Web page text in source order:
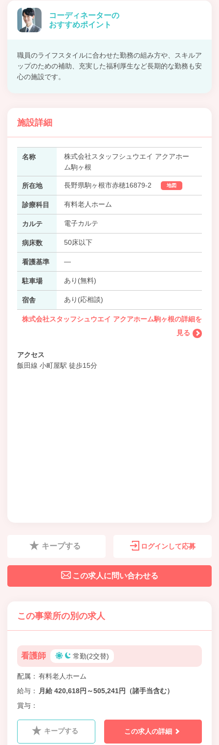
コーディネーターの
おすすめポイント
職員のライフスタイルに合わせた勤務の組み方や、スキルア
ップのための補助、充実した福利厚生など長期的な勤務も安
心の施設です。
施設詳細
名称
株式会社スタッフシュウエイ アクアホー
ム駒ヶ根
所在地 長野県駒ヶ根市赤穂16879-2 地図
診療科目 有料老人ホーム
カルテ 電子カルテ
病床数 50床以下
看護基準 ―
駐車場 あり(無料)
宿舎 あり(応相談)
株式会社スタッフシュウエイ アクアホーム駒ヶ根の詳細を
見る
アクセス
飯田線 小町屋駅 徒歩15分
キープする ログインして応募
この求人に問い合わせる
この事業所の別の求人
看護師 常勤(2交替)
配属
有料老人ホーム
給与
月給 420,618円～505,241円（諸手当含む）
賞与
キープする この求人の詳細